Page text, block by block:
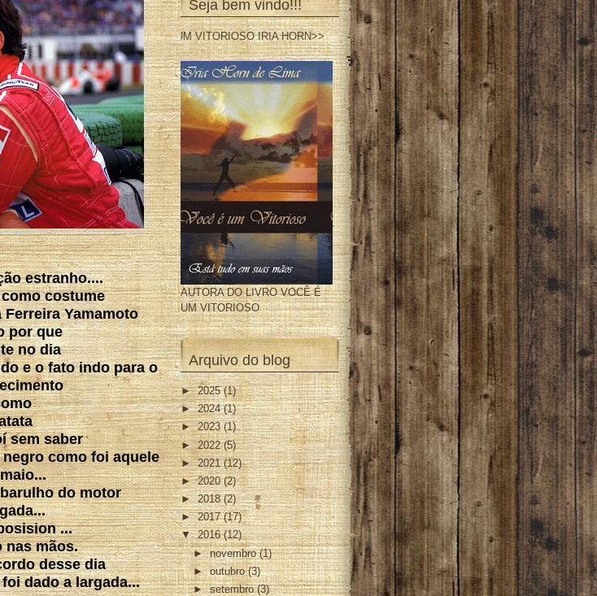
estranho....
costume
Yamamoto
por que
no dia
e o fato indo para o
sem saber
como foi aquele
do motor
...
nas mãos.
desse dia
dado a largada...
Seja bem vindo!!!
VOCÊ É UM VITORIOSO IRIA HORN>>
AUTORA DO LIVRO VOCÊ É
UM VITORIOSO
Arquivo do blog
►2025(1)
►2024(1)
►2023(1)
►2022(5)
►2021(12)
►2020(2)
►2018(2)
►2017(17)
▼2016(12)
►novembro(1)
►outubro(3)
►setembro(3)